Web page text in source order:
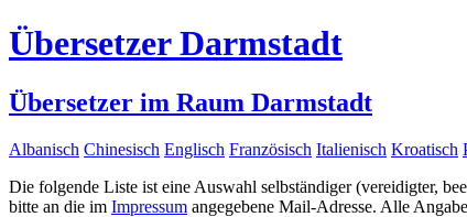
Übersetzer Darmstadt
Übersetzer im Raum Darmstadt
Albanisch Chinesisch Englisch Französisch Italienisch Kroatisch
Die folgende Liste ist eine Auswahl selbständiger (vereidigter,
bitte an die im Impressum angegebene Mail-Adresse. Alle